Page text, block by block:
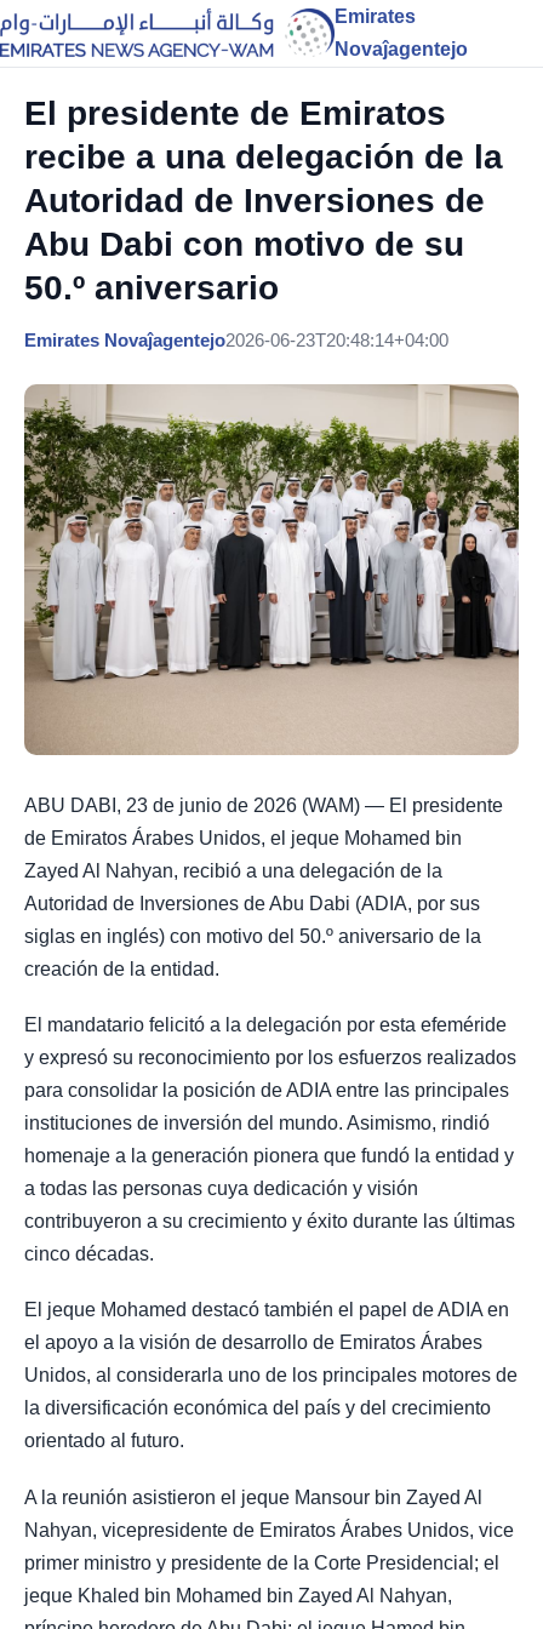
Emirates
Novaĵagentejo
El presidente de Emiratos
recibe a una delegación de la
Autoridad de Inversiones de
Abu Dabi con motivo de su
50.º aniversario
Emirates Novaĵagentejo2026-06-23T20:48:14+04:00
ABU DABI, 23 de junio de 2026 (WAM) — El presidente
de Emiratos Árabes Unidos, el jeque Mohamed bin
Zayed Al Nahyan, recibió a una delegación de la
Autoridad de Inversiones de Abu Dabi (ADIA, por sus
siglas en inglés) con motivo del 50.º aniversario de la
creación de la entidad.
El mandatario felicitó a la delegación por esta efeméride
y expresó su reconocimiento por los esfuerzos realizados
para consolidar la posición de ADIA entre las principales
instituciones de inversión del mundo. Asimismo, rindió
homenaje a la generación pionera que fundó la entidad y
a todas las personas cuya dedicación y visión
contribuyeron a su crecimiento y éxito durante las últimas
cinco décadas.
El jeque Mohamed destacó también el papel de ADIA en
el apoyo a la visión de desarrollo de Emiratos Árabes
Unidos, al considerarla uno de los principales motores de
la diversificación económica del país y del crecimiento
orientado al futuro.
A la reunión asistieron el jeque Mansour bin Zayed Al
Nahyan, vicepresidente de Emiratos Árabes Unidos, vice
primer ministro y presidente de la Corte Presidencial; el
jeque Khaled bin Mohamed bin Zayed Al Nahyan,